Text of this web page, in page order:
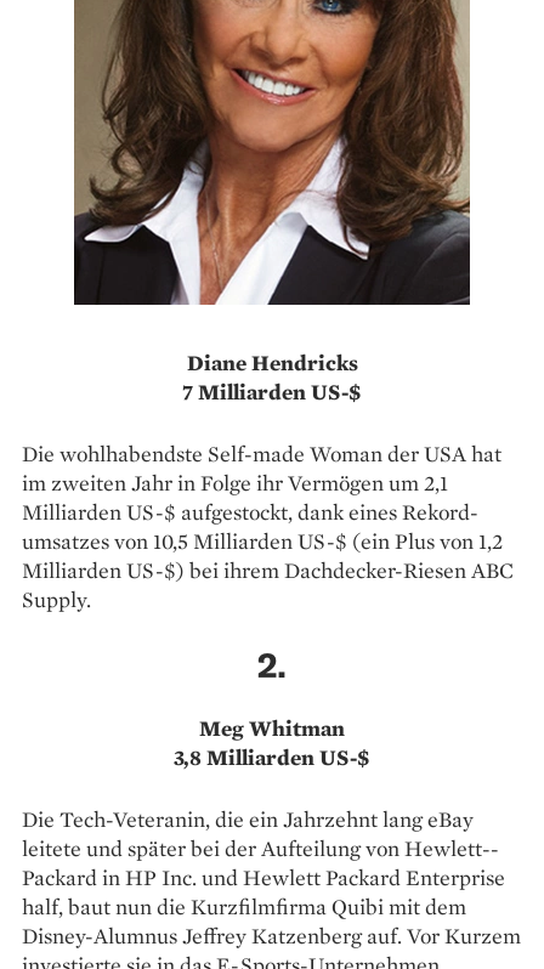
Diane Hendricks
7 Milliarden US-$
Die wohlhabendste ­Self-made Woman der USA hat
im zweiten Jahr in ­Folge ihr Vermögen um 2,1
Milliarden US-$ aufgestockt, dank eines Rekord­
umsatzes von 10,5 Milliarden US-$ (ein Plus von 1,2
Milliarden ­US-$) bei ihrem Dachdecker-­Riesen ABC
Supply.
2.
Meg Whitman
3,8 Milliarden US-$
Die Tech-Veteranin, die ein Jahrzehnt lang eBay
leitete und später bei der Aufteilung von Hewlett-­
Packard in HP Inc. und Hewlett Packard Enterprise
half, baut nun die Kurzfilmfirma Quibi mit dem
Disney-Alumnus Jeffrey Katzenberg auf. Vor Kurzem